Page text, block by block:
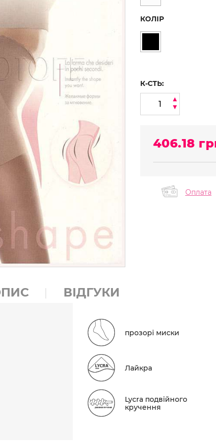
КОЛІР
К-СТЬ:
406.18
Оплата
ВІДГУКИ
прозорі миски
Лайкра
Lycra подвійного
кручення